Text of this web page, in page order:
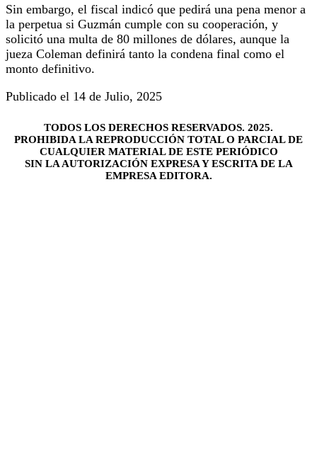
Sin embargo, el fiscal indicó que pedirá una pena menor a
la perpetua si Guzmán cumple con su cooperación, y
solicitó una multa de 80 millones de dólares, aunque la
jueza Coleman definirá tanto la condena final como el
monto definitivo.
Publicado el 14 de Julio, 2025
TODOS LOS DERECHOS RESERVADOS. 2025.
PROHIBIDA LA REPRODUCCIÓN TOTAL O PARCIAL DE
CUALQUIER MATERIAL DE ESTE PERIÓDICO
SIN LA AUTORIZACIÓN EXPRESA Y ESCRITA DE LA
EMPRESA EDITORA.